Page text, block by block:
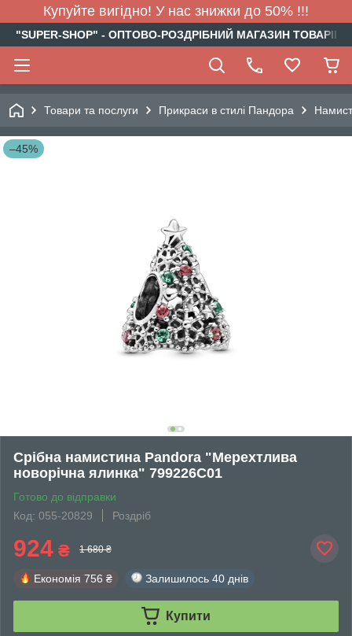
Купуйте вигідно! У нас знижки до 50% !!!
"SUPER-SHOP" - ОПТОВО-РОЗДРІБНИЙ МАГАЗИН
Товари та послуги Прикраси в стилі Пандора
–45%
Срібна намистина Pandora "Мерехтлива
новорічна ялинка" 799226C01
Готово до відправки
Код: 055-20829
Роздріб
924 ₴ 1 680 ₴
Економія 756 ₴ Залишилось 40 днів
Купити